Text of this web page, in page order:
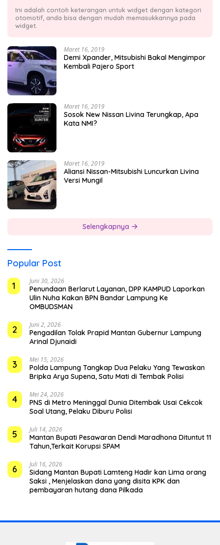
Ini adalah contoh keterangan untuk widget dengan kategori
otomotif, anda bisa dengan mudah memasukkannya pada
widget.
Maret 16, 2019
Demi Xpander, Mitsubishi Bakal Mengimpor
Kembali Pajero Sport
Maret 16, 2019
Sosok New Nissan Livina Terungkap, Apa
Kata NMI?
Maret 16, 2019
Aliansi Nissan-Mitsubishi Luncurkan Livina
Versi Mungil
Selengkapnya
Popular Post
1
Juni 30, 2026
Penundaan Berlarut Layanan, DPP KAMPUD Laporkan
Ulin Nuha Kakan BPN Bandar Lampung Ke
OMBUDSMAN
2 Juni 2, 2026
Pengadilan Tolak Prapid Mantan Gubernur Lampung
Arinal Djunaidi
3 Mei 15, 2026
Polda Lampung Tangkap Dua Pelaku Yang Tewaskan
Bripka Arya Supena, Satu Mati di Tembak Polisi
4 Mei 24, 2026
PNS di Metro Meninggal Dunia Ditembak Usai Cekcok
Soal Utang, Pelaku Diburu Polisi
5 Juli 14, 2026
Mantan Bupati Pesawaran Dendi Maradhona Dituntut 11
Tahun,Terkait Korupsi SPAM
6 Juli 16, 2026
Sidang Mantan Bupati Lamteng Hadir kan Lima orang
Saksi , Menjelaskan dana yang disita KPK dan
pembayaran hutang dana Pilkada